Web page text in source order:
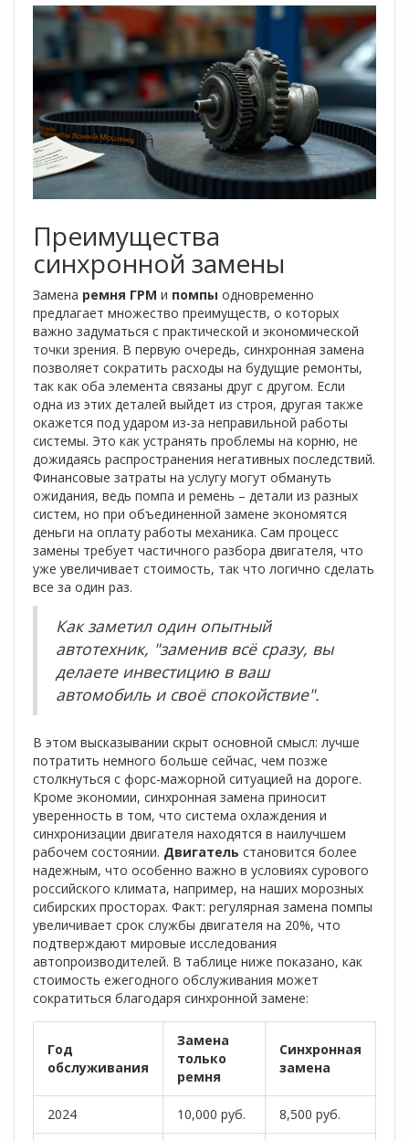
Преимущества
синхронной замены
Замена ремня ГРМ и помпы одновременно
предлагает множество преимуществ, о которых
важно задуматься с практической и экономической
точки зрения. В первую очередь, синхронная замена
позволяет сократить расходы на будущие ремонты,
так как оба элемента связаны друг с другом. Если
одна из этих деталей выйдет из строя, другая также
окажется под ударом из-за неправильной работы
системы. Это как устранять проблемы на корню, не
дожидаясь распространения негативных последствий.
Финансовые затраты на услугу могут обмануть
ожидания, ведь помпа и ремень – детали из разных
систем, но при объединенной замене экономятся
деньги на оплату работы механика. Сам процесс
замены требует частичного разбора двигателя, что
уже увеличивает стоимость, так что логично сделать
все за один раз.
Как заметил один опытный
автотехник, "заменив всё сразу, вы
делаете инвестицию в ваш
автомобиль и своё спокойствие".
В этом высказывании скрыт основной смысл: лучше
потратить немного больше сейчас, чем позже
столкнуться с форс-мажорной ситуацией на дороге.
Кроме экономии, синхронная замена приносит
уверенность в том, что система охлаждения и
синхронизации двигателя находятся в наилучшем
рабочем состоянии. Двигатель становится более
надежным, что особенно важно в условиях сурового
российского климата, например, на наших морозных
сибирских просторах. Факт: регулярная замена помпы
увеличивает срок службы двигателя на 20%, что
подтверждают мировые исследования
автопроизводителей. В таблице ниже показано, как
стоимость ежегодного обслуживания может
сократиться благодаря синхронной замене:
Год
обслуживания
Замена
только
ремня
Синхронная
замена
2024 10,000 руб. 8,500 руб.